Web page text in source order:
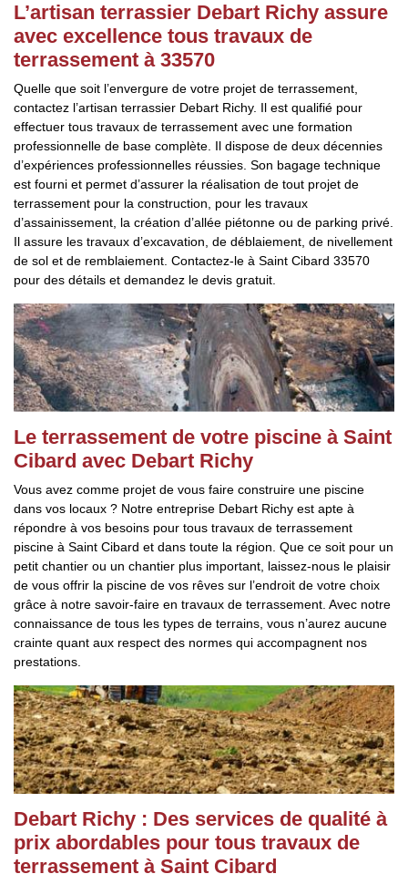
L’artisan terrassier Debart Richy assure
avec excellence tous travaux de
terrassement à 33570
Quelle que soit l’envergure de votre projet de terrassement,
contactez l’artisan terrassier Debart Richy. Il est qualifié pour
effectuer tous travaux de terrassement avec une formation
professionnelle de base complète. Il dispose de deux décennies
d’expériences professionnelles réussies. Son bagage technique
est fourni et permet d’assurer la réalisation de tout projet de
terrassement pour la construction, pour les travaux
d’assainissement, la création d’allée piétonne ou de parking privé.
Il assure les travaux d’excavation, de déblaiement, de nivellement
de sol et de remblaiement. Contactez-le à Saint Cibard 33570
pour des détails et demandez le devis gratuit.
Le terrassement de votre piscine à Saint
Cibard avec Debart Richy
Vous avez comme projet de vous faire construire une piscine
dans vos locaux ? Notre entreprise Debart Richy est apte à
répondre à vos besoins pour tous travaux de terrassement
piscine à Saint Cibard et dans toute la région. Que ce soit pour un
petit chantier ou un chantier plus important, laissez-nous le plaisir
de vous offrir la piscine de vos rêves sur l’endroit de votre choix
grâce à notre savoir-faire en travaux de terrassement. Avec notre
connaissance de tous les types de terrains, vous n’aurez aucune
crainte quant aux respect des normes qui accompagnent nos
prestations.
Debart Richy : Des services de qualité à
prix abordables pour tous travaux de
terrassement à Saint Cibard